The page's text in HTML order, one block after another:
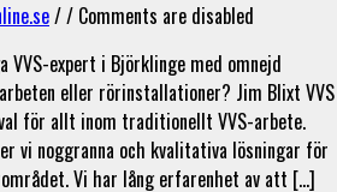
/ / Comments are disabled
VVS-expert i Björklinge med omnejd
eller rörinstallationer? Jim Blixt VVS
för allt inom traditionellt VVS-arbete.
vi noggranna och kvalitativa lösningar för
Vi har lång erfarenhet av att […]